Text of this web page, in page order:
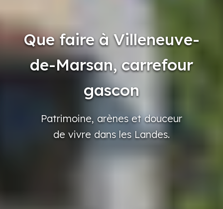
Que faire à Villeneuve-
de-Marsan, carrefour
gascon
Patrimoine, arènes et douceur
de vivre dans les Landes.